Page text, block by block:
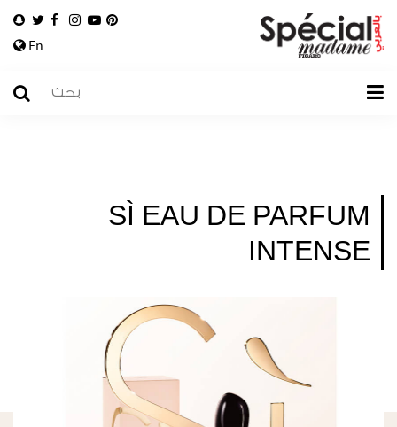
En
SÌ EAU DE PARFUM
INTENSE